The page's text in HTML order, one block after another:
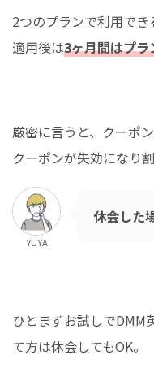
2つのプランで利用で
適用後は3ヶ月間はプ
厳密に言うと、クーポ
クーポンが失効になり
YUYA
休会した
ひとまずお試しでDMM
て方は休会してもOK。